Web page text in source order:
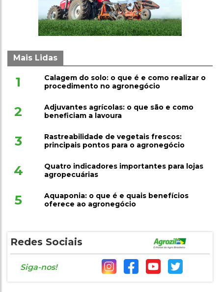
Mais Lidas
1
Calagem do solo: o que é e como realizar o
procedimento no agronegócio
2
Adjuvantes agrícolas: o que são e como
beneficiam a lavoura
3
Rastreabilidade de vegetais frescos:
principais pontos para o agronegócio
4
Quatro indicadores importantes para lojas
agropecuárias
5
Aquaponia: o que é e quais benefícios
oferece ao agronegócio
Redes Sociais
Siga-nos!